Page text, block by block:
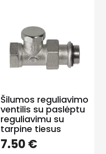
Šilumos reguliavimo
ventilis su paslėptu
reguliavimu su
tarpine tiesus
7.50€